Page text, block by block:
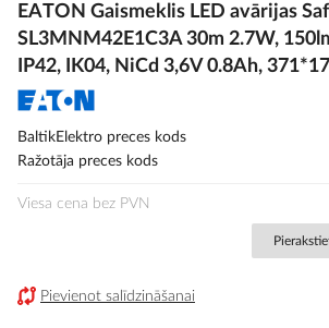
uz
galerijas
EATON Gaismeklis LED avārijas
SL3MNM42E1C3A 30m 2.7W,
IP42, IK04, NiCd 3,6V 0.8Ah,
BaltikElektro preces kods
Ražotāja preces kods
Viesa cena bez PVN
Pievienot salīdzināšanai